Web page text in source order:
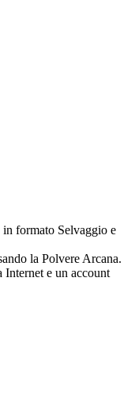
in formato Selvaggio e
la Polvere Arcana.
Internet e un account